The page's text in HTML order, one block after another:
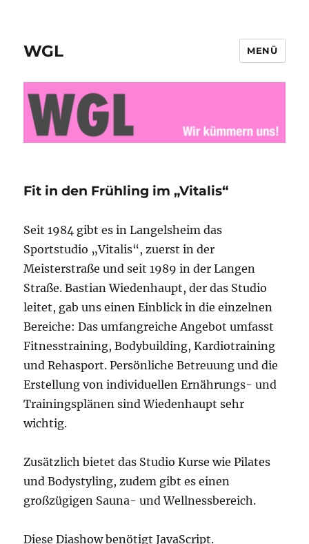
WGL MENÜ
Fit in den Frühling im „Vitalis“
Seit 1984 gibt es in Langelsheim das
Sportstudio „Vitalis“, zuerst in der
Meisterstraße und seit 1989 in der Langen
Straße. Bastian Wiedenhaupt, der das Studio
leitet, gab uns einen Einblick in die einzelnen
Bereiche: Das umfangreiche Angebot umfasst
Fitnesstraining, Bodybuilding, Kardiotraining
und Rehasport. Persönliche Betreuung und die
Erstellung von individuellen Ernährungs- und
Trainingsplänen sind Wiedenhaupt sehr
wichtig.
Zusätzlich bietet das Studio Kurse wie Pilates
und Bodystyling, zudem gibt es einen
großzügigen Sauna- und Wellnessbereich.
Diese Diashow benötigt JavaScript.